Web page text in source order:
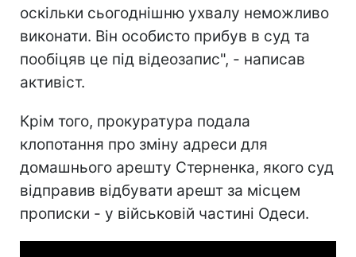
оскільки сьогоднішню ухвалу неможливо
виконати. Він особисто прибув в суд та
пообіцяв це під відеозапис", - написав
активіст.
Крім того, прокуратура подала
клопотання про зміну адреси для
домашнього арешту Стерненка, якого суд
відправив відбувати арешт за місцем
прописки - у військовій частині Одеси.